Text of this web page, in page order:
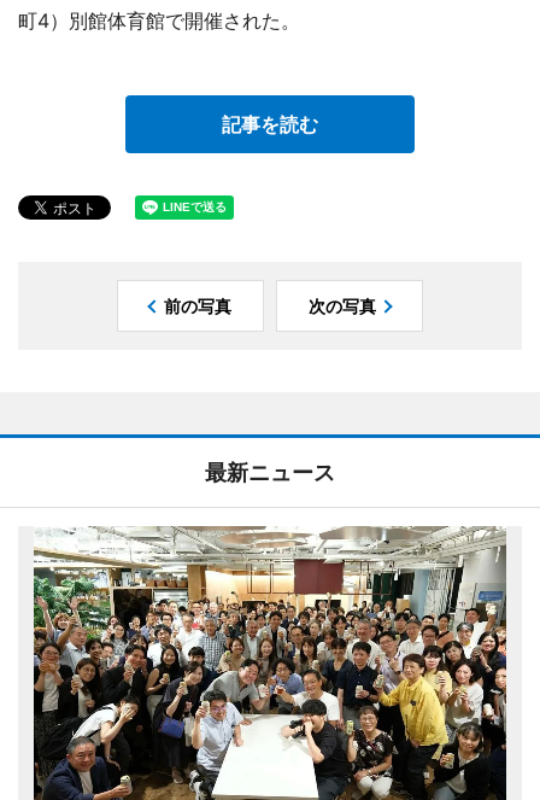
町4）別館体育館で開催された。
記事を読む
前の写真 次の写真
最新ニュース